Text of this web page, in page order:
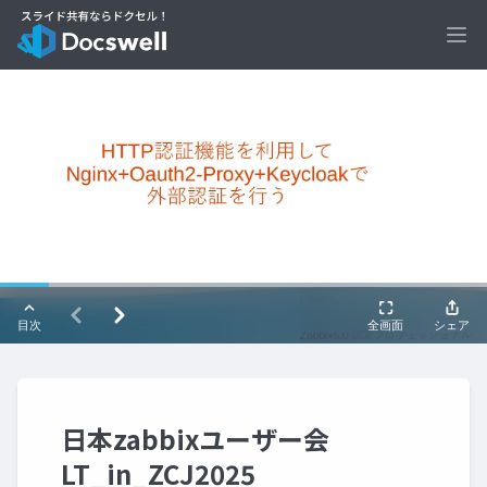
日本zabbixユーザー会
LT_in_ZCJ2025